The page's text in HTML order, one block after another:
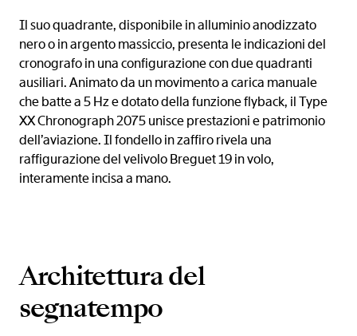
Il suo quadrante, disponibile in alluminio anodizzato
nero o in argento massiccio, presenta le indicazioni del
cronografo in una configurazione con due quadranti
ausiliari. Animato da un movimento a carica manuale
che batte a 5 Hz e dotato della funzione flyback, il Type
XX Chronograph 2075 unisce prestazioni e patrimonio
dell’aviazione. Il fondello in zaffiro rivela una
raffigurazione del velivolo Breguet 19 in volo,
interamente incisa a mano.
Architettura del
segnatempo